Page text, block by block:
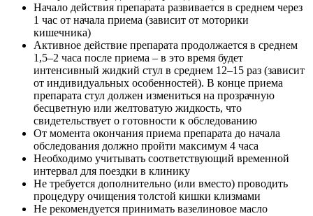
Начало действия препарата развивается в среднем через
1 час от начала приема (зависит от моторики
кишечника)
Активное действие препарата продолжается в среднем
1,5–2 часа после приема – в это время будет
интенсивный жидкий стул в среднем 12–15 раз (зависит
от индивидуальных особенностей). В конце приема
препарата стул должен измениться на прозрачную
бесцветную или желтоватую жидкость, что
свидетельствует о готовности к обследованию
От момента окончания приема препарата до начала
обследования должно пройти максимум 4 часа
Необходимо учитывать соответствующий временной
интервал для поездки в клинику
Не требуется дополнительно (или вместо) проводить
процедуру очищения толстой кишки клизмами
Не рекомендуется принимать вазелиновое масло